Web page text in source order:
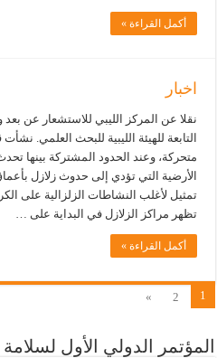
أكمل القراءة »
اخبار
نقلا عن المركز الليبي للاستشعار عن بعد
التابعة للهيئة الليبية للبحث العلمي.
متحركة، وعند الحدود المشتركة بينها
الأرضية التي تؤدي إلى حدوث زلازل
تمثيل لأغلب النشاطات الزلزالية على
تظهر مراكز الزلازل في البداية على …
أكمل القراءة »
1
2
»
المؤتمر الدولي الأول